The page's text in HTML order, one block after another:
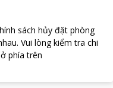
sách hủy đặt phòng
. Vui lòng kiểm tra chi
phía trên